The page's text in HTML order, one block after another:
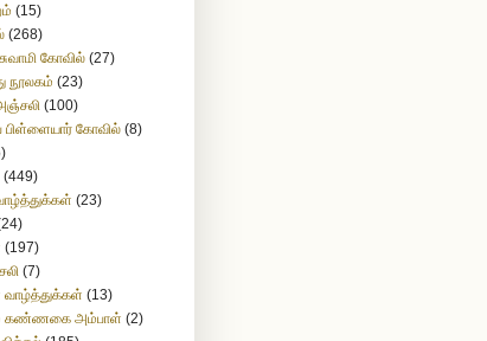
(15)
(268)
கோவில் (27)
நூலகம் (23)
(100)
பிள்ளையார் கோவில் (8)
(449)
(23)
(197)
(7)
வாழ்த்துக்கள் (13)
கண்ணகை அம்பாள் (2)